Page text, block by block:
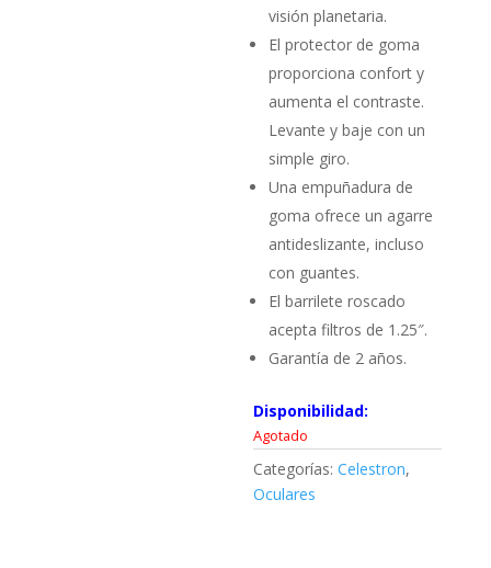
visión planetaria.
El protector de goma
proporciona confort y
aumenta el contraste.
Levante y baje con un
simple giro.
Una empuñadura de
goma ofrece un agarre
antideslizante, incluso
con guantes.
El barrilete roscado
acepta filtros de 1.25″.
Garantía de 2 años.
Disponibilidad:
Agotado
Categorías:Celestron,
Oculares